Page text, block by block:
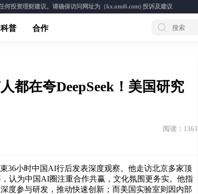
投资理财建议。请确保访问网址为（kx.umi6.com) 投诉及建议
普 合作
都在夸DeepSeek！美国研究
阅读： 1363
36小时中国AI行后发表深度观察。他走访北京多家顶
认为中国AI圈注重合作共赢，文化氛围更务实。他指
度参与研发，推动快速创新；而美国实验室则因内部